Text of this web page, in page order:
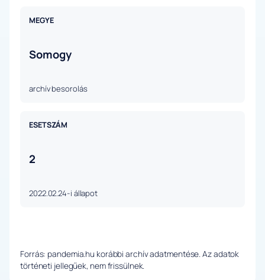
MEGYE
Somogy
archív besorolás
ESETSZÁM
2
2022.02.24-i állapot
Forrás: pandemia.hu korábbi archív adatmentése. Az adatok
történeti jellegűek, nem frissülnek.